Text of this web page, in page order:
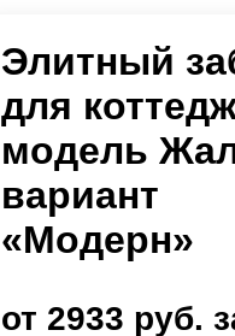
Комбинированные
Секционные заборы
ВОРОТА И КАЛИТКИ
Ворота откатные
Ворота распашные
Ворота складные
Калитки
Элитный
для
модель
вариант
«Модерн»
от 2933 руб.